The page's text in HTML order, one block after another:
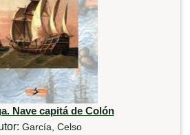
Nave capitá de Colón
García, Celso